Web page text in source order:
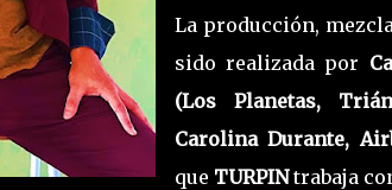
La producción,
sido realizada por
(Los Planetas,
Carolina Durante,
que TURPINtrabaja